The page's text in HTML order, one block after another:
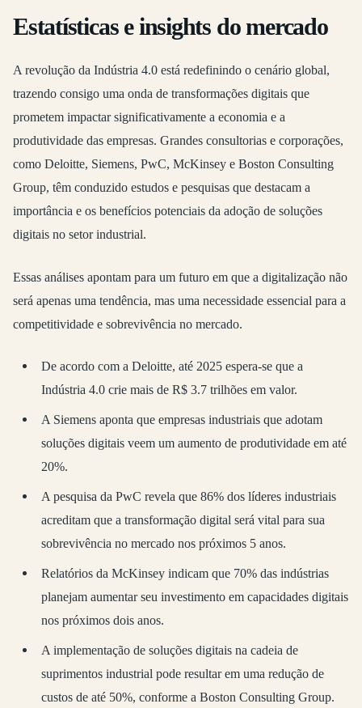
Estatísticas e insights do mercado
A revolução da Indústria 4.0 está redefinindo o cenário global,
trazendo consigo uma onda de transformações digitais que
prometem impactar significativamente a economia e a
produtividade das empresas. Grandes consultorias e corporações,
como Deloitte, Siemens, PwC, McKinsey e Boston Consulting
Group, têm conduzido estudos e pesquisas que destacam a
importância e os benefícios potenciais da adoção de soluções
digitais no setor industrial.
Essas análises apontam para um futuro em que a digitalização não
será apenas uma tendência, mas uma necessidade essencial para a
competitividade e sobrevivência no mercado.
De acordo com a Deloitte, até 2025 espera-se que a
Indústria 4.0 crie mais de R$ 3.7 trilhões em valor.
A Siemens aponta que empresas industriais que adotam
soluções digitais veem um aumento de produtividade em até
20%.
A pesquisa da PwC revela que 86% dos líderes industriais
acreditam que a transformação digital será vital para sua
sobrevivência no mercado nos próximos 5 anos.
Relatórios da McKinsey indicam que 70% das indústrias
planejam aumentar seu investimento em capacidades digitais
nos próximos dois anos.
A implementação de soluções digitais na cadeia de
suprimentos industrial pode resultar em uma redução de
custos de até 50%, conforme a Boston Consulting Group.